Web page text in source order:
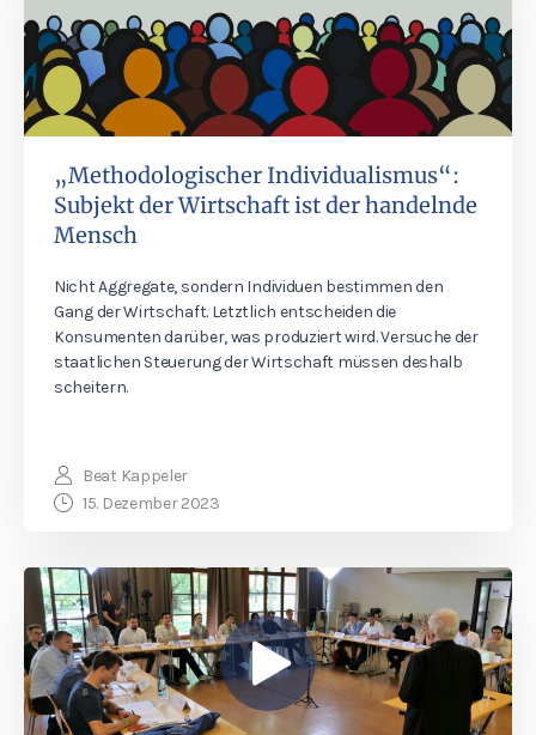
„Methodologischer Individualismus“:
Subjekt der Wirtschaft ist der handelnde
Mensch
Nicht Aggregate, sondern Individuen bestimmen den
Gang der Wirtschaft. Letztlich entscheiden die
Konsumenten darüber, was produziert wird. Versuche der
staatlichen Steuerung der Wirtschaft müssen deshalb
scheitern.
Beat Kappeler
15. Dezember 2023